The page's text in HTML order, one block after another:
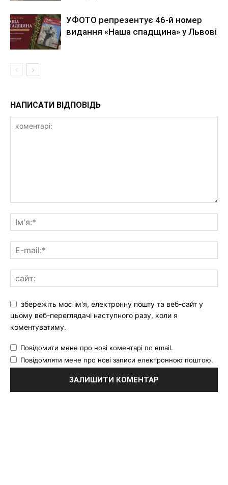
УФОТО репрезентує 46-й номер
видання «Наша спадщина» у Львові
НАПИСАТИ ВІДПОВІДЬ
збережіть моє ім'я, електронну пошту та веб-сайт у
цьому веб-переглядачі наступного разу, коли я
коментуватиму.
Повідомити мене про нові коментарі по email.
Повідомляти мене про нові записи електронною поштою.